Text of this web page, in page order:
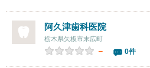
阿久津歯科医院
栃木県矢板市末広町
－ 0件